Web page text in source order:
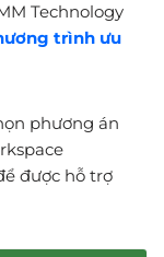
Technology
trình ưu
phương án
được hỗ trợ